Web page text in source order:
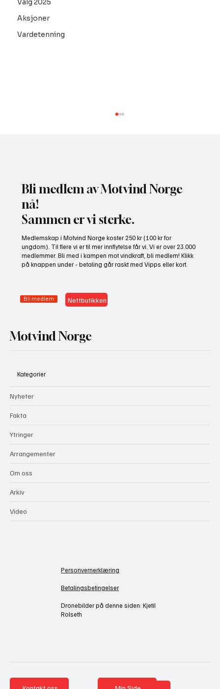
Valg 2025
Aksjoner
Vardetenning
oss på stand i Elverum
Bli medlem av Motvind Norge
nå!
Sammen er vi sterke.
Medlemskap i Motvind Norge koster 250 kr (100 kr for
ungdom). Til flere vi er til mer innflytelse får vi. Vi er over 23.000
medlemmer. Bli med i kampen mot vindkraft, bli medlem! Klikk
på knappen under - betaling går raskt med Vipps eller kort.
Bli medlem Nettbutikken
Motvind Norge
Kategorier
Nyheter
Fakta
Ytringer
Arrangementer
Om oss
Arkiv
Video
Personvernerklæring
Betalingsbetingelser
Dronebilder på denne siden: Kjetil
Rolseth